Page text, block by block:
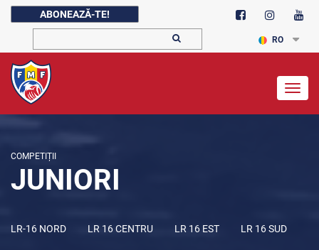
ABONEAZĂ-TE!
RO
COMPETIȚII
JUNIORI
LR-16 NORD LR 16 CENTRU LR 16 EST LR 16 SUD